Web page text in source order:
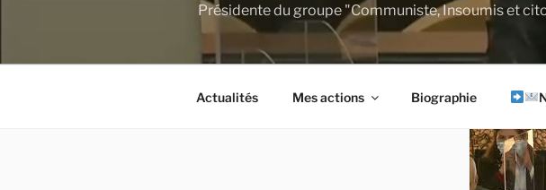
Présidente du groupe "Communiste, Insoumis et
Actualités Mes actions Biographie